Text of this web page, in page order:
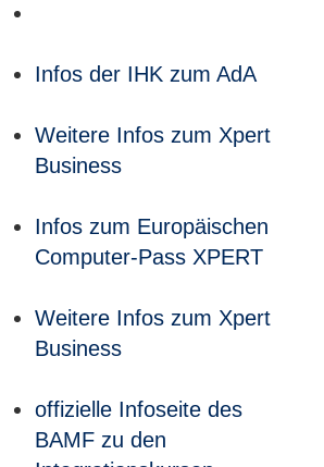
Infos der IHK zum AdA
Weitere Infos zum Xpert
Business
Infos zum Europäischen
Computer-Pass XPERT
Weitere Infos zum Xpert
Business
offizielle Infoseite des
BAMF zu den